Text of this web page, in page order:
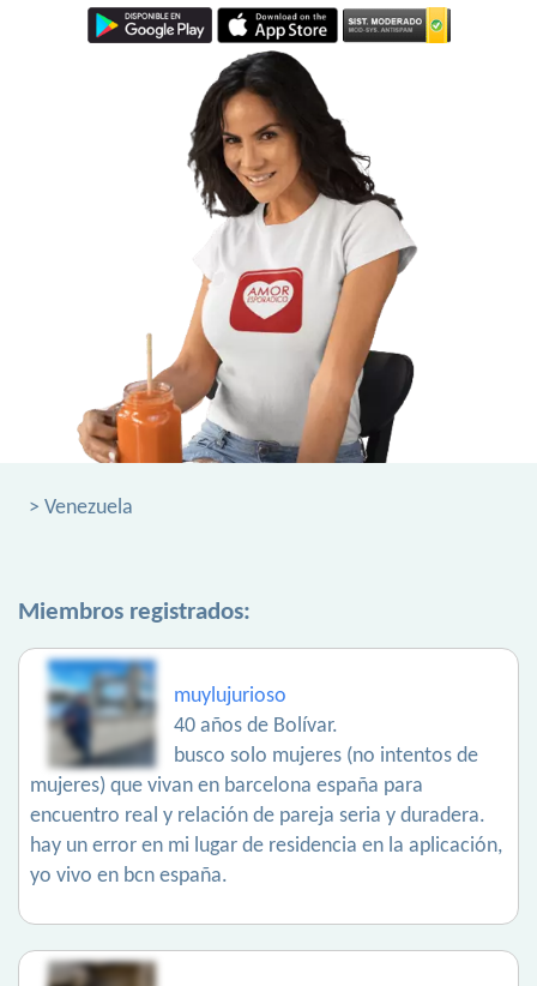
> Venezuela
Miembros registrados:
muylujurioso
40 años de Bolívar.
busco solo mujeres (no intentos de
mujeres) que vivan en barcelona españa para
encuentro real y relación de pareja seria y duradera.
hay un error en mi lugar de residencia en la aplicación,
yo vivo en bcn españa.